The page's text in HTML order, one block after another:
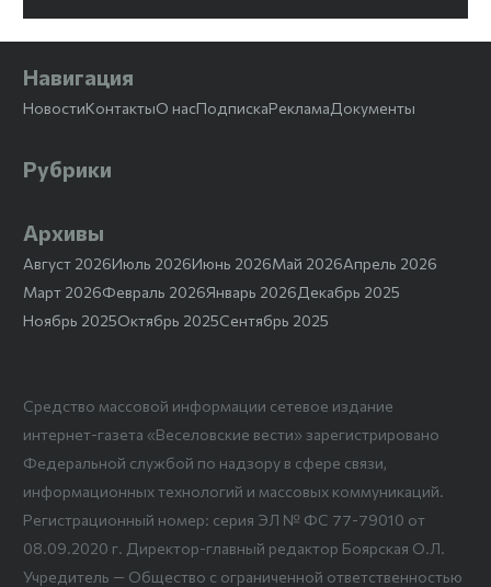
Навигация
НовостиКонтактыО насПодпискаРекламаДокументы
Рубрики
Архивы
Август 2026Июль 2026Июнь 2026Май 2026Апрель 2026
Март 2026Февраль 2026Январь 2026Декабрь 2025
Ноябрь 2025Октябрь 2025Сентябрь 2025
Средство массовой информации сетевое издание
интернет-газета «Веселовские вести» зарегистрировано
Федеральной службой по надзору в сфере связи,
информационных технологий и массовых коммуникаций.
Регистрационный номер: серия ЭЛ № ФС 77-79010 от
08.09.2020 г. Директор-главный редактор Боярская О.Л.
Учредитель — Общество с ограниченной ответственностью